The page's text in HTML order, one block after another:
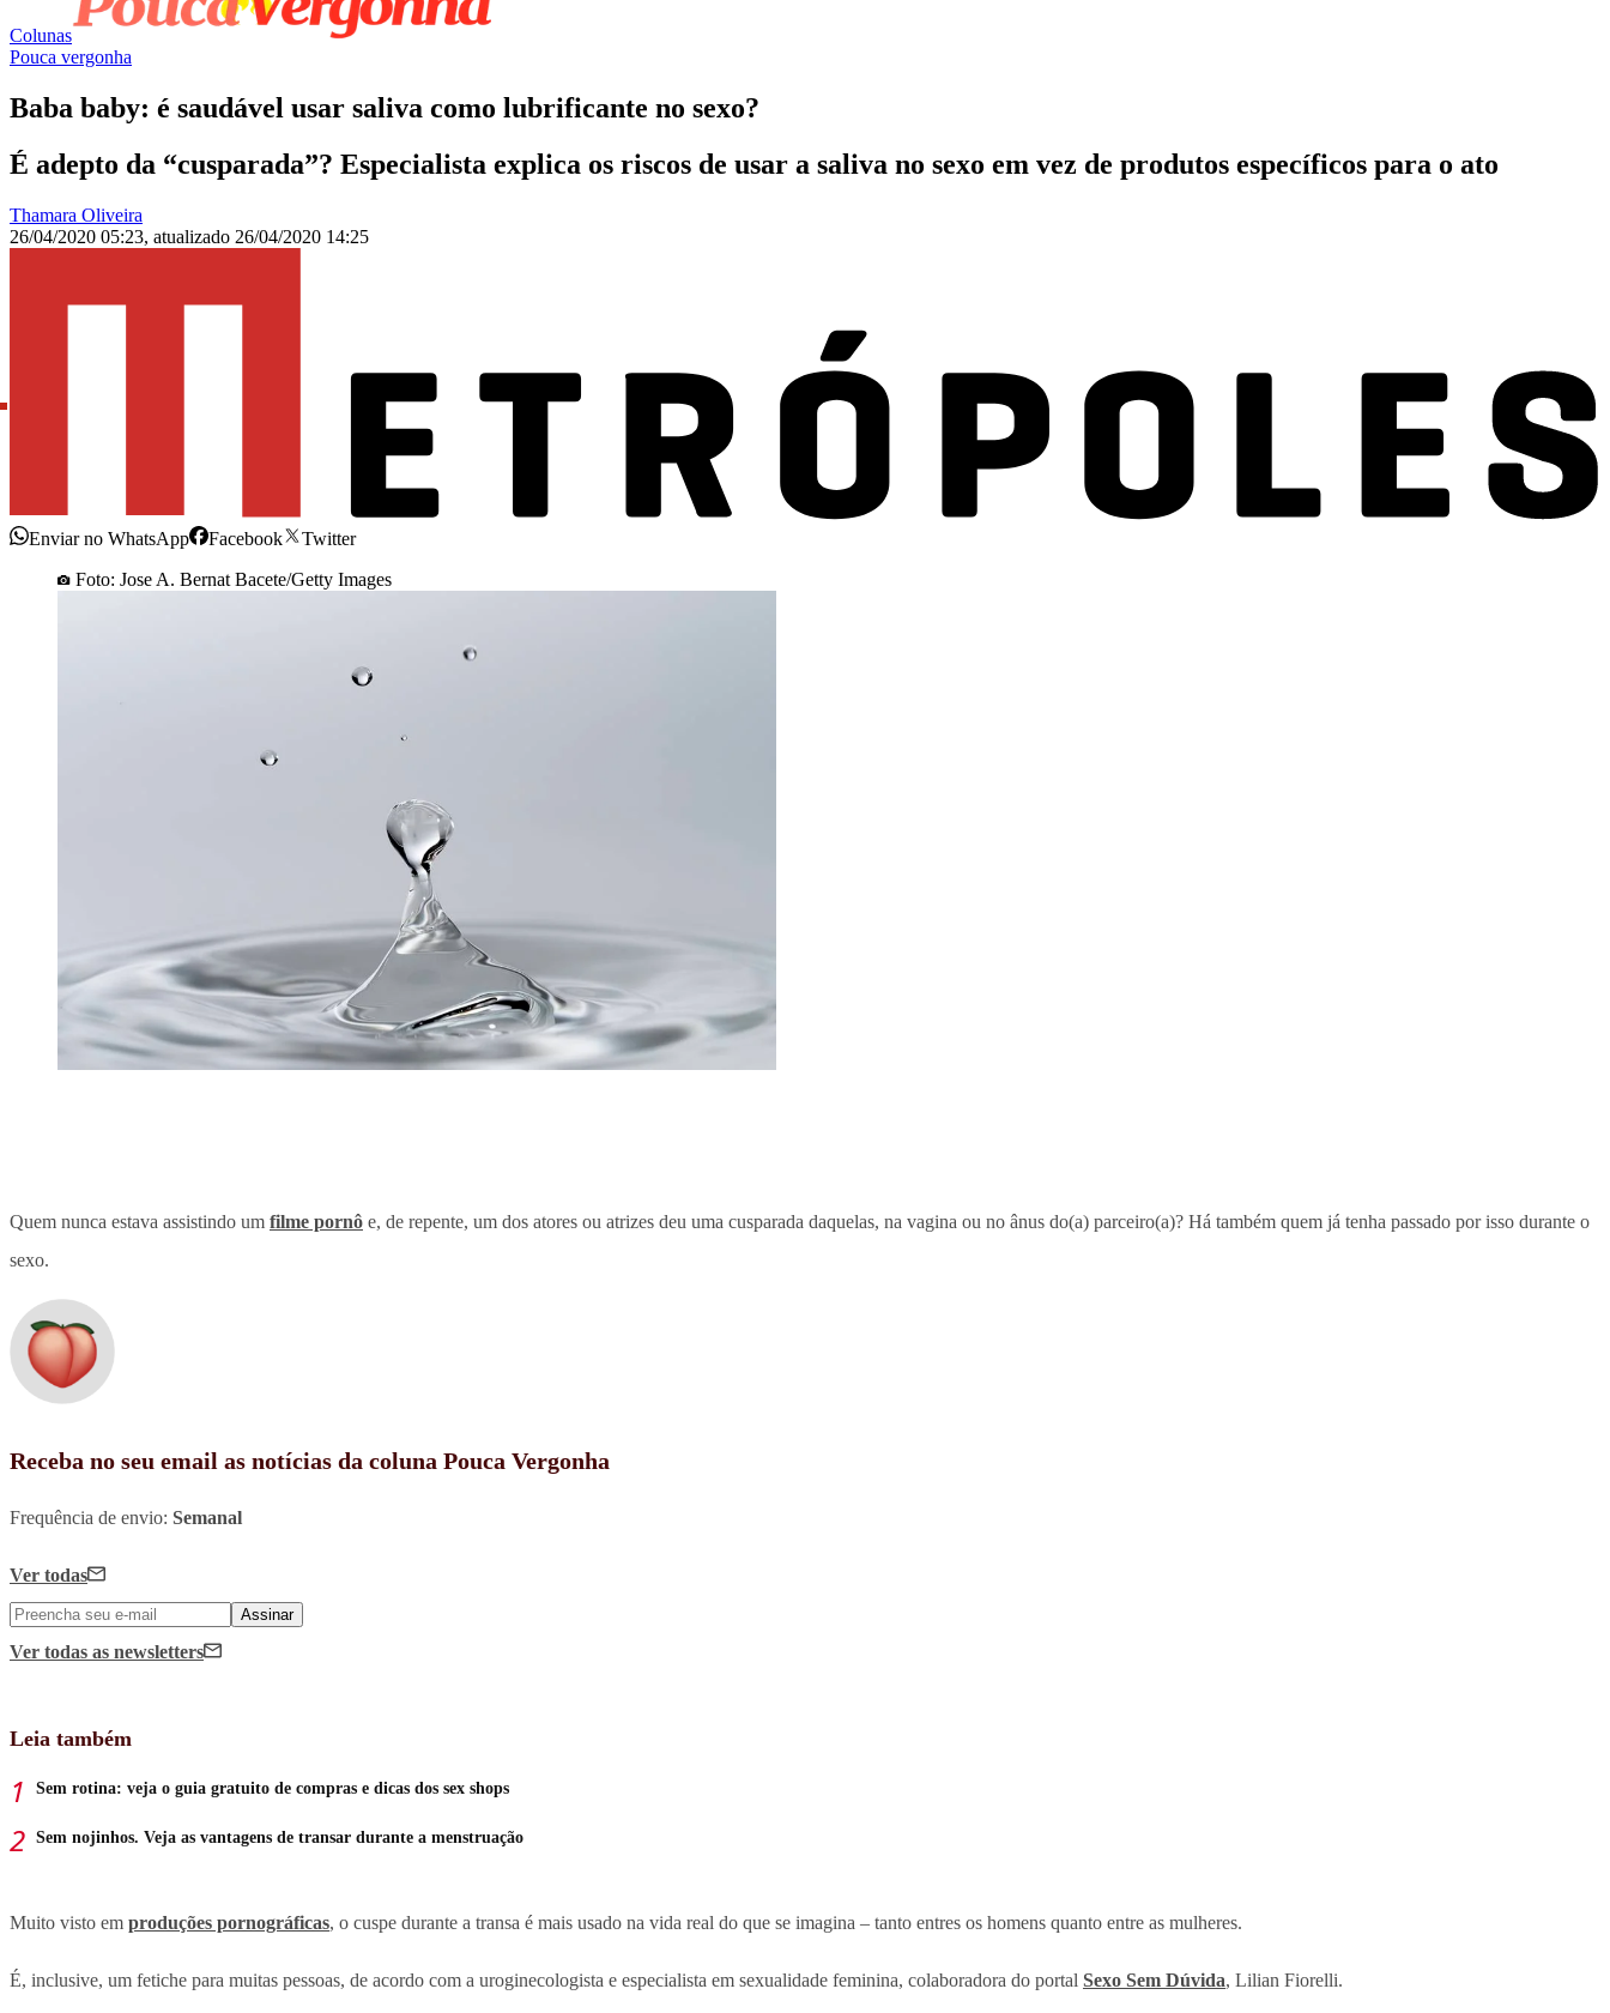
Colunas
Pouca vergonha
Baba baby: é saudável usar saliva como lubrificante no sexo?
É adepto da “cusparada”? Especialista explica os riscos de usar a saliva no sexo em vez de produtos específicos para o ato
Thamara Oliveira
26/04/2020 05:23, atualizado 26/04/2020 14:25
Enviar no WhatsApp Facebook
Twitter
Foto: Jose A. Bernat Bacete/Getty Images
Quem nunca estava assistindo um filme pornô e, de repente, um dos atores ou atrizes deu uma cusparada daquelas, na vagina ou no ânus do(a) parceiro(a)? Há também quem já tenha passado por isso durante o
sexo.
Receba no seu email as notícias da coluna Pouca Vergonha
Frequência de envio: Semanal
Ver todas
Assinar
Ver todas as newsletters
Leia também
Sem rotina: veja o guia gratuito de compras e dicas dos sex shops
Sem nojinhos. Veja as vantagens de transar durante a menstruação
Muito visto em produções pornográficas, o cuspe durante a transa é mais usado na vida real do que se imagina – tanto entres os homens quanto entre as mulheres.
É, inclusive, um fetiche para muitas pessoas, de acordo com a uroginecologista e especialista em sexualidade feminina, colaboradora do portal Sexo Sem Dúvida, Lilian Fiorelli.